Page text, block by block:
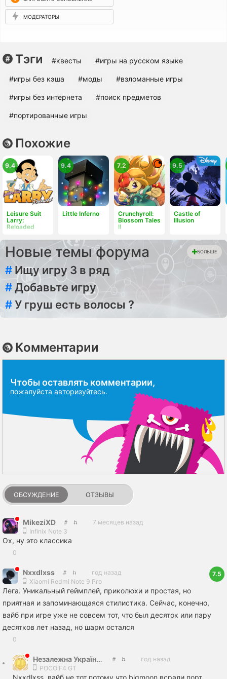
МОДЕРАТОРЫ
Тэги #квесты #игры на русском языке
#игры без кэша #моды #взломанные игры
#игры без интернета #поиск предметов
#портированные игры
Похожие
Leisure Suit
Larry:
Reloaded
9.4
Little Inferno
9.4
Crunchyroll:
Blossom Tales
II
7.2
Castle of
Illusion
9.5
Новые темы форума БОЛЬШЕ
# Ищу игру 3 в ряд
#Добавьте игру
#У груш есть волосы ?
Комментарии
Чтобы оставлять комментарии,
пожалуйста авторизуйтесь.
ОБСУЖДЕНИЕ ОТЗЫВЫ
MikeziXD
7 месяцев назад
Infinix Note 3
Ох, ну это классика
0
Nxxdlxss
год назад
Xiaomi Redmi Note 9 Pro
7.5
Лега. Уникальный геймплей, приколюхи и простая, но
приятная и запоминающаяся стилистика. Сейчас, конечно,
вайб при игре уже не совсем тот, что был десяток или пару
десятков лет назад, но шарм остался
0
Незалежна Українська Преса: ПРОСВІТА
год назад
POCO F4 GT
Nxxdlxss, вайб не тот потому что bigmoon всрали порт.